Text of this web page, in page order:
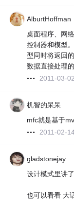
AlburtHoffman
桌面程序、网
控制器和模型
型同时将返回
数据直接处理
2011-03-02
机智的呆呆
mfc就是基于
2011-02-
gladstonejay
设计模式里讲
也可以看看 大